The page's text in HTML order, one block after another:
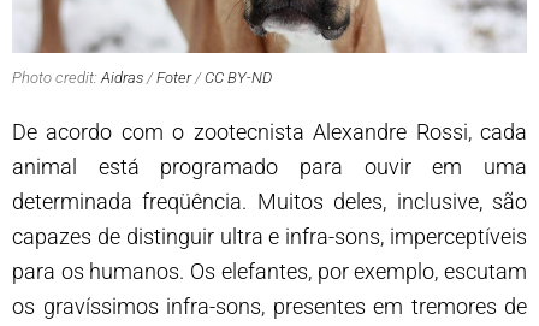
Photo credit:Aidras /Foter/CC BY-ND
De acordo com o zootecnista Alexandre Rossi, cada
animal está programado para ouvir em uma
determinada freqüência. Muitos deles, inclusive, são
capazes de distinguir ultra e infra-sons, imperceptíveis
para os humanos. Os elefantes, por exemplo, escutam
os gravíssimos infra-sons, presentes em tremores de